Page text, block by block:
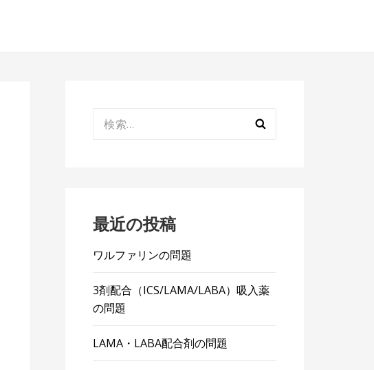
索:
最近の投稿
ワルファリンの問題
3剤配合（ICS/LAMA/LABA）吸入薬
の問題
LAMA・LABA配合剤の問題